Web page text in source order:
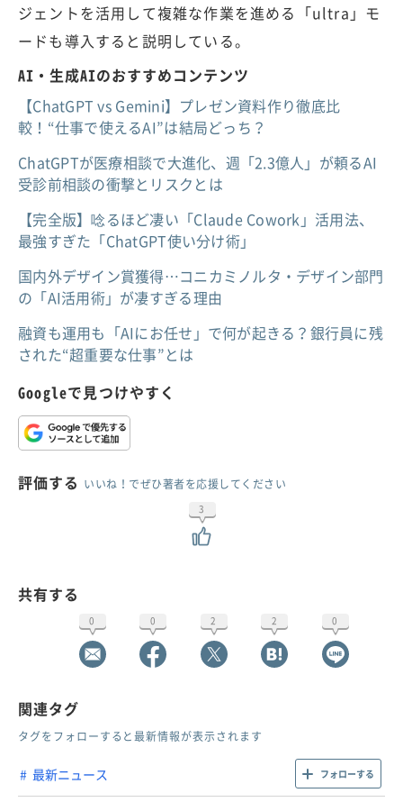
ジェントを活用して複雑な作業を進める「ultra」モ
ードも導入すると説明している。
AI・生成AIのおすすめコンテンツ
【ChatGPT vs Gemini】プレゼン資料作り徹底比
較！“仕事で使えるAI”は結局どっち？
ChatGPTが医療相談で大進化、週「2.3億人」が頼るAI
受診前相談の衝撃とリスクとは
【完全版】唸るほど凄い「Claude Cowork」活用法、
最強すぎた「ChatGPT使い分け術」
国内外デザイン賞獲得…コニカミノルタ・デザイン部門
の「AI活用術」が凄すぎる理由
融資も運用も「AIにお任せ」で何が起きる？銀行員に残
された“超重要な仕事”とは
Googleで見つけやすく
評価する いいね！でぜひ著者を応援してください
3
共有する
0 0 2 2 0
関連タグ
タグをフォローすると最新情報が表示されます
最新ニュース フォローする